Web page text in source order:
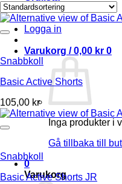
Om oss
Logga in
Varukorg /0,00 kr 0
Inga produkter i
Gå tillbaka till
0
Varukorg
Snabbkoll
Basic Active Shorts
105,00 kr
Snabbkoll
Basic Active Shorts JR